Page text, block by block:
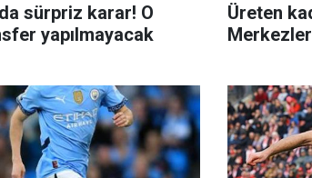
sürpriz karar! O
yapılmayacak
Üreten